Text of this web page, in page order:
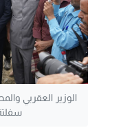
الوزير العقربي